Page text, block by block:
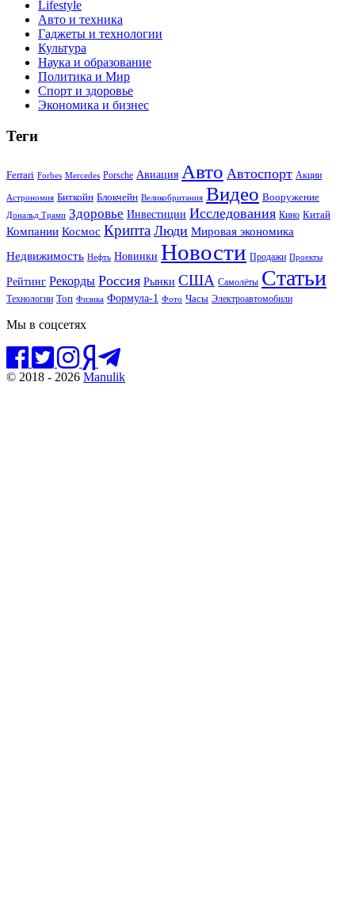
Lifestyle
Авто и техника
Гаджеты и технологии
Культура
Наука и образование
Политика и Мир
Спорт и здоровье
Экономика и бизнес
Теги
Ferrari Forbes Mercedes Porsche Авиация Авто Автоспорт Акции
Астрономия Биткойн Блокчейн Великобритания Видео Вооружение
Дональд Трамп Здоровье Инвестиции Исследования Кино Китай
Компании Космос Крипта Люди Мировая экономика
Недвижимость Нефть Новинки Новости Продажи Проекты
Рейтинг Рекорды Россия Рынки США Самолёты Статьи
Технологии Топ Физика Формула-1 Фото Часы Электроавтомобили
Мы в соцсетях
© 2018 - 2026 Manulik